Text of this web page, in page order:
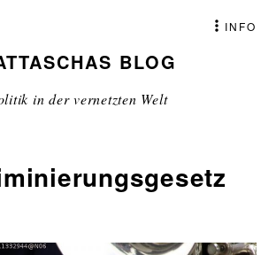
BLOG
in der vernetzten Welt
INFO